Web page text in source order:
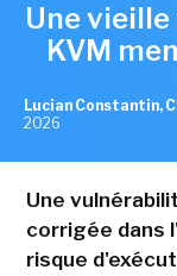
Une
KVM
Lucian Constantin,
2026
Une
corrigée dans
risque